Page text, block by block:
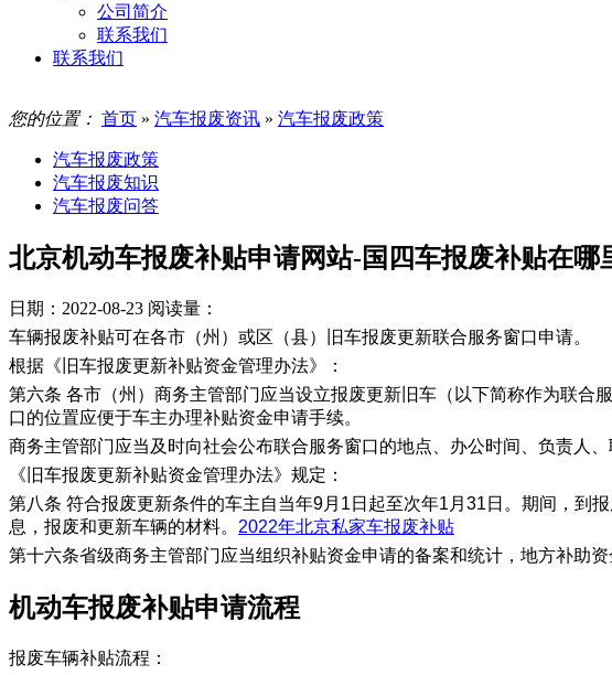
公司简介
联系我们
联系我们
您的位置： 首页 » 汽车报废资讯 » 汽车报废政策
汽车报废政策
汽车报废知识
汽车报废问答
北京机动车报废补贴申请网站-国四车报废补贴在
日期：2022-08-23 阅读量：
车辆报废补贴可在各市（州）或区（县）旧车报废更新联合服务窗口申请。
根据《旧车报废更新补贴资金管理办法》：
第六条 各市（州）商务主管部门应当设立报废更新旧车（以下简称作为联
口的位置应便于车主办理补贴资金申请手续。
商务主管部门应当及时向社会公布联合服务窗口的地点、办公时间、负责人、
《旧车报废更新补贴资金管理办法》规定：
第八条 符合报废更新条件的车主自当年9月1日起至次年1月31日。期间，到
息，报废和更新车辆的材料。 2022年北京私家车报废补贴
第十六条省级商务主管部门应当组织补贴资金申请的备案和统计，地方补助
机动车报废补贴申请流程
报废车辆补贴流程：